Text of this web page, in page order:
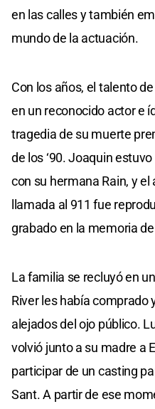
en las calles y también
mundo de la actuación.
Con los años, el talento
en un reconocido actor e
tragedia de su muerte
de los ‘90. Joaquin
con su hermana Rain, y
llamada al 911 fue
grabado en la memoria
La familia se recluyó en
River les había comprado
alejados del ojo público.
volvió junto a su madre a
participar de un casting
Sant. A partir de ese